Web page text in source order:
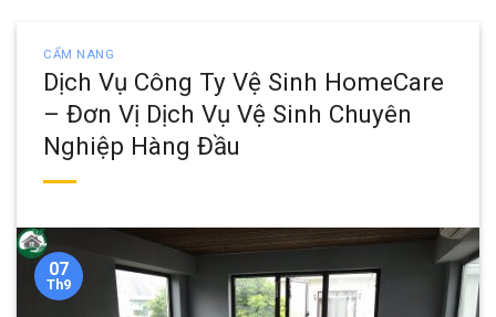
CẨM NANG
Dịch Vụ Công Ty Vệ Sinh HomeCare
– Đơn Vị Dịch Vụ Vệ Sinh Chuyên
Nghiệp Hàng Đầu
07
Th9